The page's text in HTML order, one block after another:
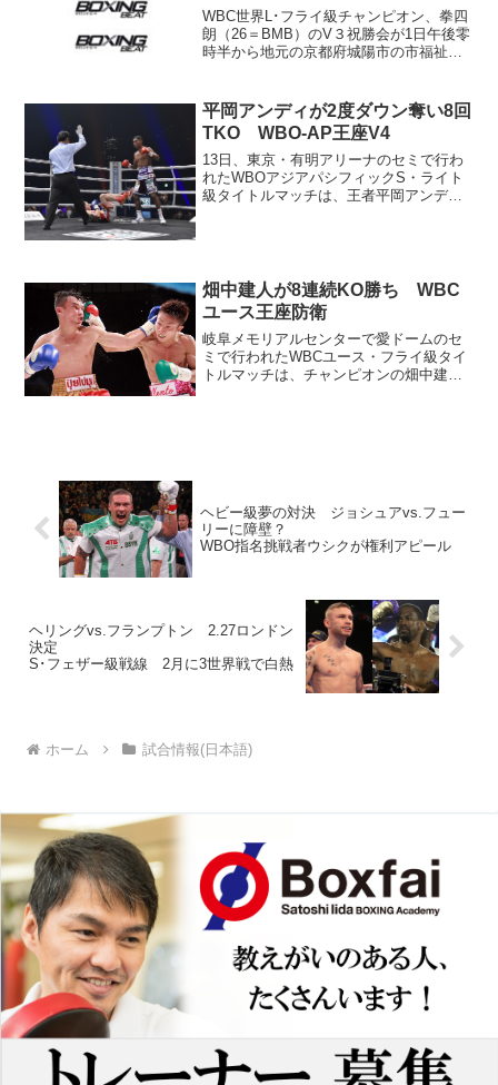
WBC世界L･フライ級チャンピオン、拳四
朗（26＝BMB）のV３祝勝会が1日午後零
時半から地元の京都府城陽市の市福祉セ
ません」と笑顔で頭を下げた。 これま
で、地元...
平岡アンディが2度ダウン奪い8回
TKO WBO-AP王座V4
13日、東京・有明アリーナのセミで行わ
れたWBOアジアパシフィックS・ライト
級タイトルマッチは、王者平岡アンディ
畑中建人が8連続KO勝ち WBC
ユース王座防衛
岐阜メモリアルセンターで愛ドームのセ
ミで行われたWBCユース・フライ級タイ
トルマッチは、チャンピオンの畑中建人
ヘビー級夢の対決 ジョシュアvs.フュー
リーに障壁？
WBO指名挑戦者ウシクが権利アピール
ヘリングvs.フランプトン 2.27ロンドン
決定
S･フェザー級戦線 2月に3世界戦で白熱
ホーム 試合情報(日本語)